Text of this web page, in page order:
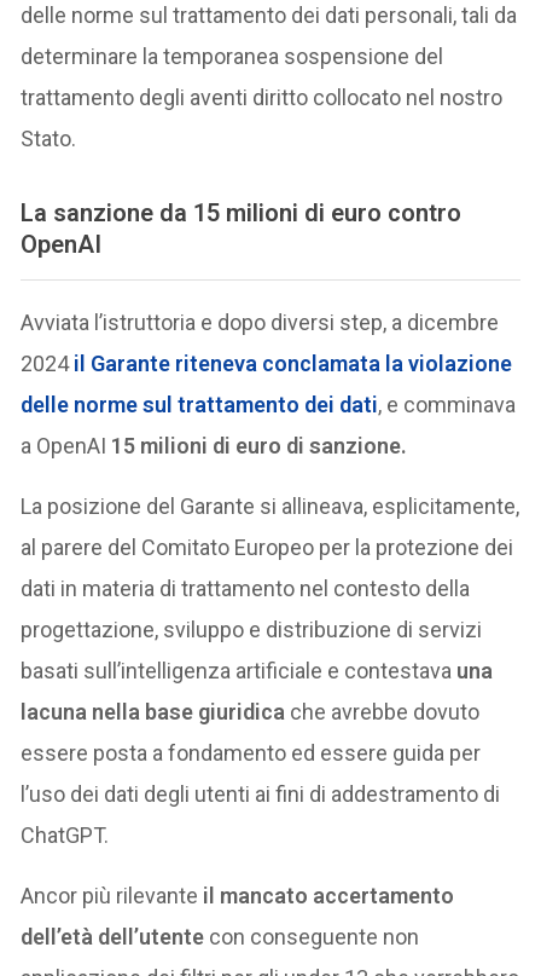
delle norme sul trattamento dei dati personali, tali da
determinare la temporanea sospensione del
trattamento degli aventi diritto collocato nel nostro
Stato.
La sanzione da 15 milioni di euro contro
OpenAI
Avviata l’istruttoria e dopo diversi step, a dicembre
2024il Garante riteneva conclamata la violazione
delle norme sul trattamento dei dati, e comminava
a OpenAI 15 milioni di euro di sanzione.
La posizione del Garante si allineava, esplicitamente,
al parere del Comitato Europeo per la protezione dei
dati in materia di trattamento nel contesto della
progettazione, sviluppo e distribuzione di servizi
basati sull’intelligenza artificiale e contestava una
lacuna nella base giuridica che avrebbe dovuto
essere posta a fondamento ed essere guida per
l’uso dei dati degli utenti ai fini di addestramento di
ChatGPT.
Ancor più rilevante il mancato accertamento
dell’età dell’utente con conseguente non